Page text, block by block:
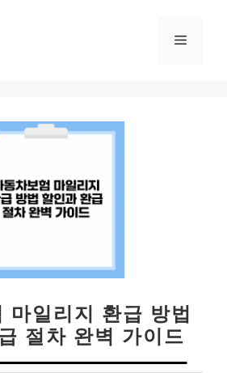
메
마일리지 환급 방법
절차 완벽 가이드